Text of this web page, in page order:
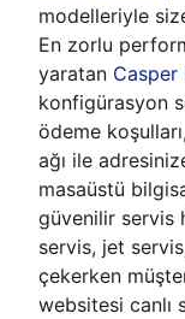
modelleriyle
En zorlu
yaratan Casper
konfigürasyon
ödeme
ağı ile
masaüstü
güvenilir servis
servis, jet
çekerken
websitesi canlı